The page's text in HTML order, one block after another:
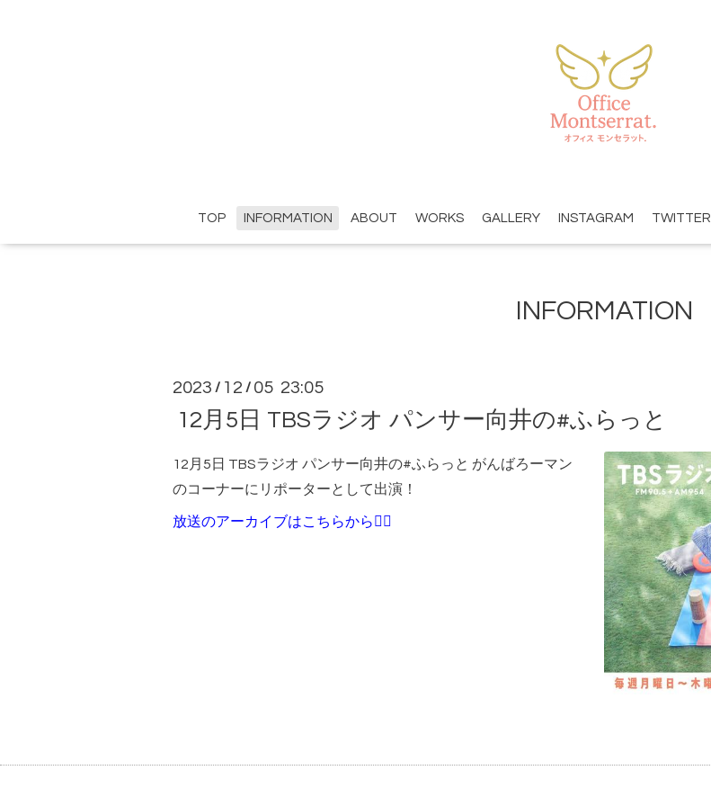
TOP INFORMATION ABOUT WORKS GALLERY INSTAGRAM TWITTER
INFORMATION
2023 / 12 / 05 23:05
12月5日 TBSラジオ パンサー向井の#ふらっと
12月5日 TBSラジオ パンサー向井の#ふらっと がんばろーマン
のコーナーにリポーターとして出演！
放送のアーカイブはこちらから💁‍♀️